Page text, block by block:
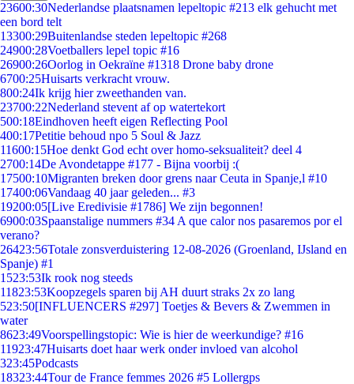
23600:30Nederlandse plaatsnamen lepeltopic #213 elk gehucht met
een bord telt
13300:29Buitenlandse steden lepeltopic #268
24900:28Voetballers lepel topic #16
26900:26Oorlog in Oekraïne #1318 Drone baby drone
6700:25Huisarts verkracht vrouw.
800:24Ik krijg hier zweethanden van.
23700:22Nederland stevent af op watertekort
500:18Eindhoven heeft eigen Reflecting Pool
400:17Petitie behoud npo 5 Soul & Jazz
11600:15Hoe denkt God echt over homo-seksualiteit? deel 4
2700:14De Avondetappe #177 - Bijna voorbij :(
17500:10Migranten breken door grens naar Ceuta in Spanje,l #10
17400:06Vandaag 40 jaar geleden... #3
19200:05[Live Eredivisie #1786] We zijn begonnen!
6900:03Spaanstalige nummers #34 A que calor nos pasaremos por el
verano?
26423:56Totale zonsverduistering 12-08-2026 (Groenland, IJsland en
Spanje) #1
1523:53Ik rook nog steeds
11823:53Koopzegels sparen bij AH duurt straks 2x zo lang
523:50[INFLUENCERS #297] Toetjes & Bevers & Zwemmen in
water
8623:49Voorspellingstopic: Wie is hier de weerkundige? #16
11923:47Huisarts doet haar werk onder invloed van alcohol
323:45Podcasts
18323:44Tour de France femmes 2026 #5 Lollergps